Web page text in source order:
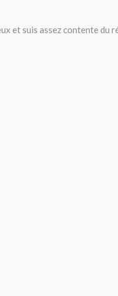
et suis assez contente du